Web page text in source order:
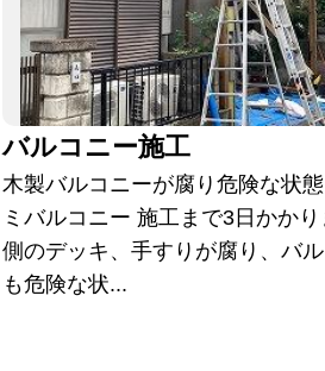
バルコニー施工
木製バルコニーが腐り危険な状
ミバルコニー 施工まで3日か
側のデッキ、手すりが腐り、バ
も危険な状...